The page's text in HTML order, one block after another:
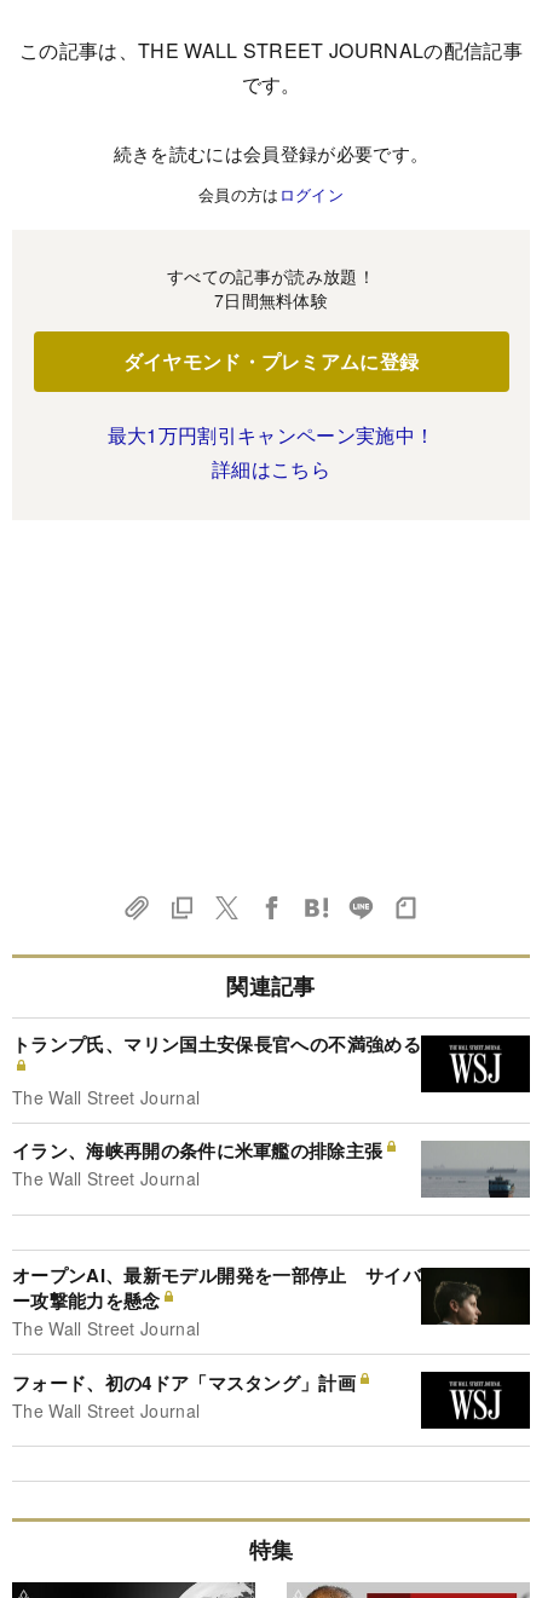
この記事は、THE WALL STREET JOURNALの配信記事
です。
続きを読むには会員登録が必要です。
会員の方は ログイン
すべての記事が読み放題！
7日間無料体験
ダイヤモンド・プレミアムに登録
最大1万円割引キャンペーン実施中！
詳細はこちら
関連記事
トランプ氏、マリン国土安保長官への不満強める
The Wall Street Journal
イラン、海峡再開の条件に米軍艦の排除主張
The Wall Street Journal
オープンAI、最新モデル開発を一部停止 サイバ
ー攻撃能力を懸念
The Wall Street Journal
フォード、初の4ドア「マスタング」計画
The Wall Street Journal
特集